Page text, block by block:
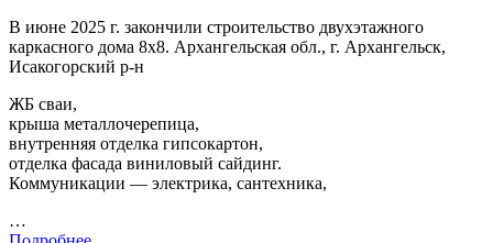
В июне 2025 г. закончили строительство двухэтажного
каркасного дома 8х8. Архангельская обл., г. Архангельск,
Исакогорский р-н
ЖБ сваи,
крыша металлочерепица,
внутренняя отделка гипсокартон,
отделка фасада виниловый сайдинг.
Коммуникации — электрика, сантехника,
…